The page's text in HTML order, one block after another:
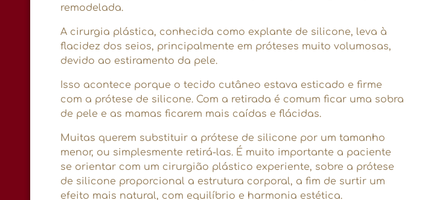
remodelada.
A cirurgia plástica, conhecida como explante de silicone, leva à
flacidez dos seios, principalmente em próteses muito volumosas,
devido ao estiramento da pele.
Isso acontece porque o tecido cutâneo estava esticado e firme
com a prótese de silicone. Com a retirada é comum ficar uma sobra
de pele e as mamas ficarem mais caídas e flácidas.
Muitas querem substituir a prótese de silicone por um tamanho
menor, ou simplesmente retirá-las. É muito importante a paciente
se orientar com um cirurgião plástico experiente, sobre a prótese
de silicone proporcional a estrutura corporal, a fim de surtir um
efeito mais natural, com equilíbrio e harmonia estética.